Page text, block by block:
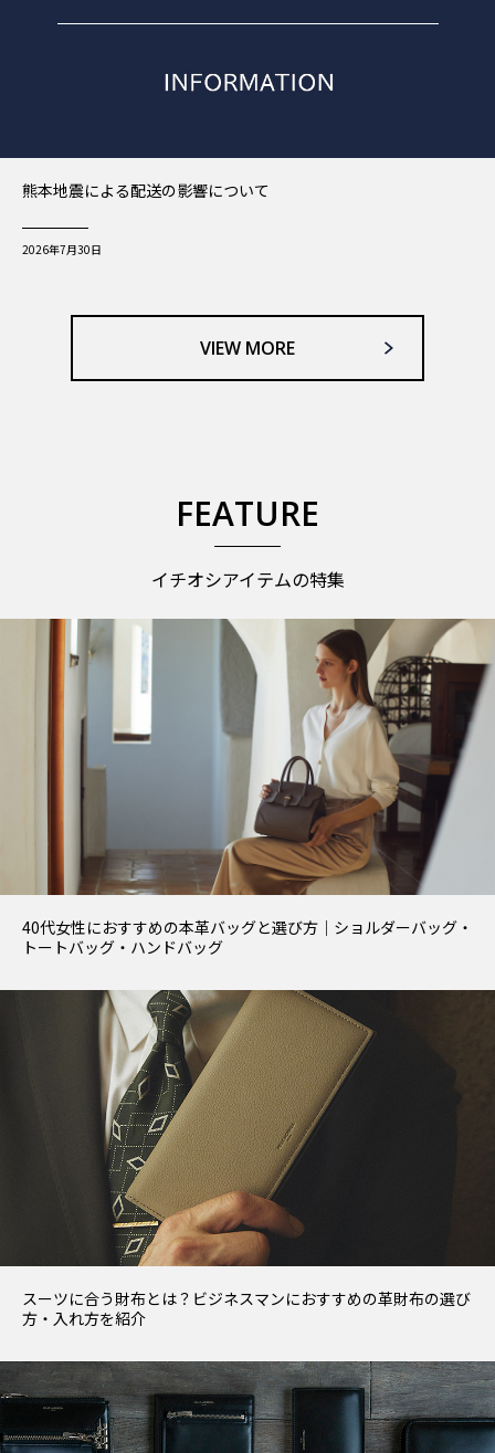
熊本地震による配送の影響について
2026年7月30日
VIEW MORE
FEATURE
イチオシアイテムの特集
40代女性におすすめの本革バッグと選び方｜ショルダーバッグ・
トートバッグ・ハンドバッグ
スーツに合う財布とは？ビジネスマンにおすすめの革財布の選び
方・入れ方を紹介